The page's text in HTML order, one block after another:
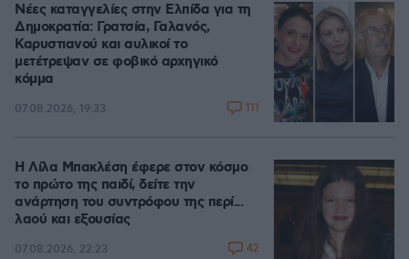
Νέες καταγγελίες στην Ελπίδα για τη
Δημοκρατία: Γρατσία, Γαλανός,
Καρυστιανού και αυλικοί το
μετέτρεψαν σε φοβικό αρχηγικό
κόμμα
07.08.2026, 19:33 111
Η Λίλα Μπακλέση έφερε στον κόσμο
το πρώτο της παιδί, δείτε την
ανάρτηση του συντρόφου της περί...
λαού και εξουσίας
07.08.2026, 22:23 42